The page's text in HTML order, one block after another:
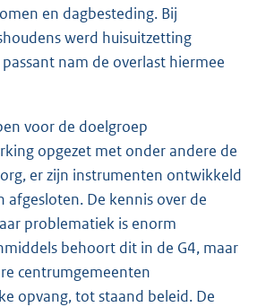
en dagbesteding. Bij
werd huisuitzetting
nam de overlast hiermee
voor de doelgroep
opgezet met onder andere de
er zijn instrumenten ontwikkeld
afgesloten. De kennis over de
problematiek is enorm
behoort dit in de G4, maar
centrumgemeenten
opvang, tot staand beleid. De